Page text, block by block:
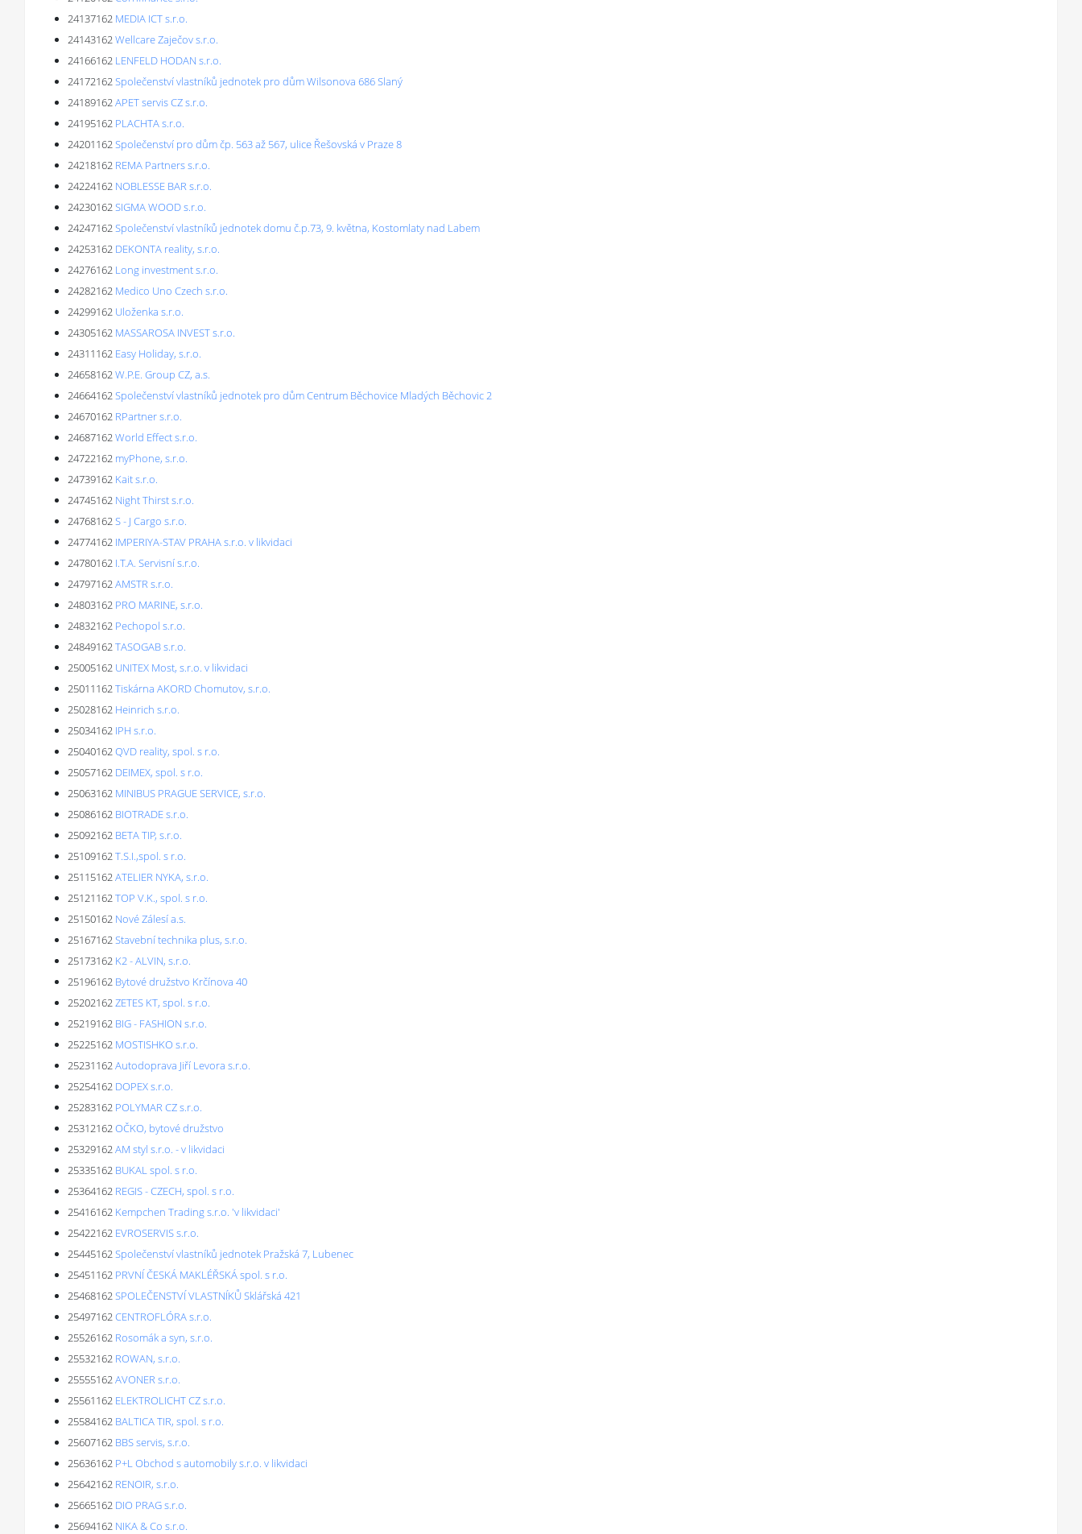
24137162 MEDIA ICT s.r.o.
24143162Wellcare Zaječov s.r.o.
24166162 LENFELD HODAN s.r.o.
24172162Společenství vlastníků jednotek pro dům Wilsonova 686 Slaný
24189162APET servis CZ s.r.o.
24195162 PLACHTA s.r.o.
24201162Společenství pro dům čp. 563 až 567, ulice Řešovská v Praze 8
24218162 REMA Partners s.r.o.
24224162 NOBLESSE BAR s.r.o.
24230162SIGMA WOOD s.r.o.
24247162Společenství vlastníků jednotek domu č.p.73, 9. května, Kostomlaty nad Labem
24253162 DEKONTA reality, s.r.o.
24276162 Long investment s.r.o.
24282162 Medico Uno Czech s.r.o.
24299162 Uloženka s.r.o.
24305162 MASSAROSA INVEST s.r.o.
24311162 Easy Holiday, s.r.o.
24658162W.P.E. Group CZ, a.s.
24664162Společenství vlastníků jednotek pro dům Centrum Běchovice Mladých Běchovic 2
24670162 RPartner s.r.o.
24687162World Effect s.r.o.
24722162 myPhone, s.r.o.
24739162 Kait s.r.o.
24745162 Night Thirst s.r.o.
24768162S - J Cargo s.r.o.
24774162 IMPERIYA-STAV PRAHA s.r.o. v likvidaci
24780162 I.T.A. Servisní s.r.o.
24797162AMSTR s.r.o.
24803162 PRO MARINE, s.r.o.
24832162 Pechopol s.r.o.
24849162TASOGAB s.r.o.
25005162 UNITEX Most, s.r.o. v likvidaci
25011162Tiskárna AKORD Chomutov, s.r.o.
25028162 Heinrich s.r.o.
25034162 IPH s.r.o.
25040162QVD reality, spol. s r.o.
25057162 DEIMEX, spol. s r.o.
25063162 MINIBUS PRAGUE SERVICE, s.r.o.
25086162 BIOTRADE s.r.o.
25092162 BETA TIP, s.r.o.
25109162T.S.I.,spol. s r.o.
25115162ATELIER NYKA, s.r.o.
25121162TOP V.K., spol. s r.o.
25150162 Nové Zálesí a.s.
25167162Stavební technika plus, s.r.o.
25173162 K2 - ALVIN, s.r.o.
25196162 Bytové družstvo Krčínova 40
25202162ZETES KT, spol. s r.o.
25219162 BIG - FASHION s.r.o.
25225162 MOSTISHKO s.r.o.
25231162Autodoprava Jiří Levora s.r.o.
25254162 DOPEX s.r.o.
25283162 POLYMAR CZ s.r.o.
25312162OČKO, bytové družstvo
25329162AM styl s.r.o. - v likvidaci
25335162 BUKAL spol. s r.o.
25364162 REGIS - CZECH, spol. s r.o.
25416162 Kempchen Trading s.r.o. 'v likvidaci'
25422162 EVROSERVIS s.r.o.
25445162Společenství vlastníků jednotek Pražská 7, Lubenec
25451162 PRVNÍ ČESKÁ MAKLÉŘSKÁ spol. s r.o.
25468162SPOLEČENSTVÍ VLASTNÍKŮ Sklářská 421
25497162CENTROFLÓRA s.r.o.
25526162 Rosomák a syn, s.r.o.
25532162 ROWAN, s.r.o.
25555162AVONER s.r.o.
25561162 ELEKTROLICHT CZ s.r.o.
25584162 BALTICA TIR, spol. s r.o.
25607162 BBS servis, s.r.o.
25636162 P+L Obchod s automobily s.r.o. v likvidaci
25642162 RENOIR, s.r.o.
25665162 DIO PRAG s.r.o.
25694162 NIKA & Co s.r.o.